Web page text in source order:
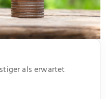
als erwartet